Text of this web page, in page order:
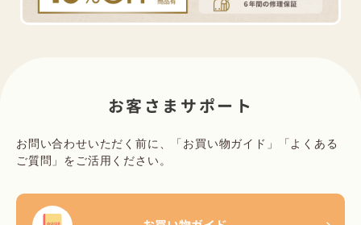
お客さまサポート
お問い合わせいただく前に、「お買い物ガイド」「よくある
ご質問」をご活用ください。